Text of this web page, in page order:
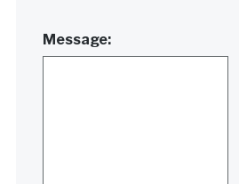
Message: